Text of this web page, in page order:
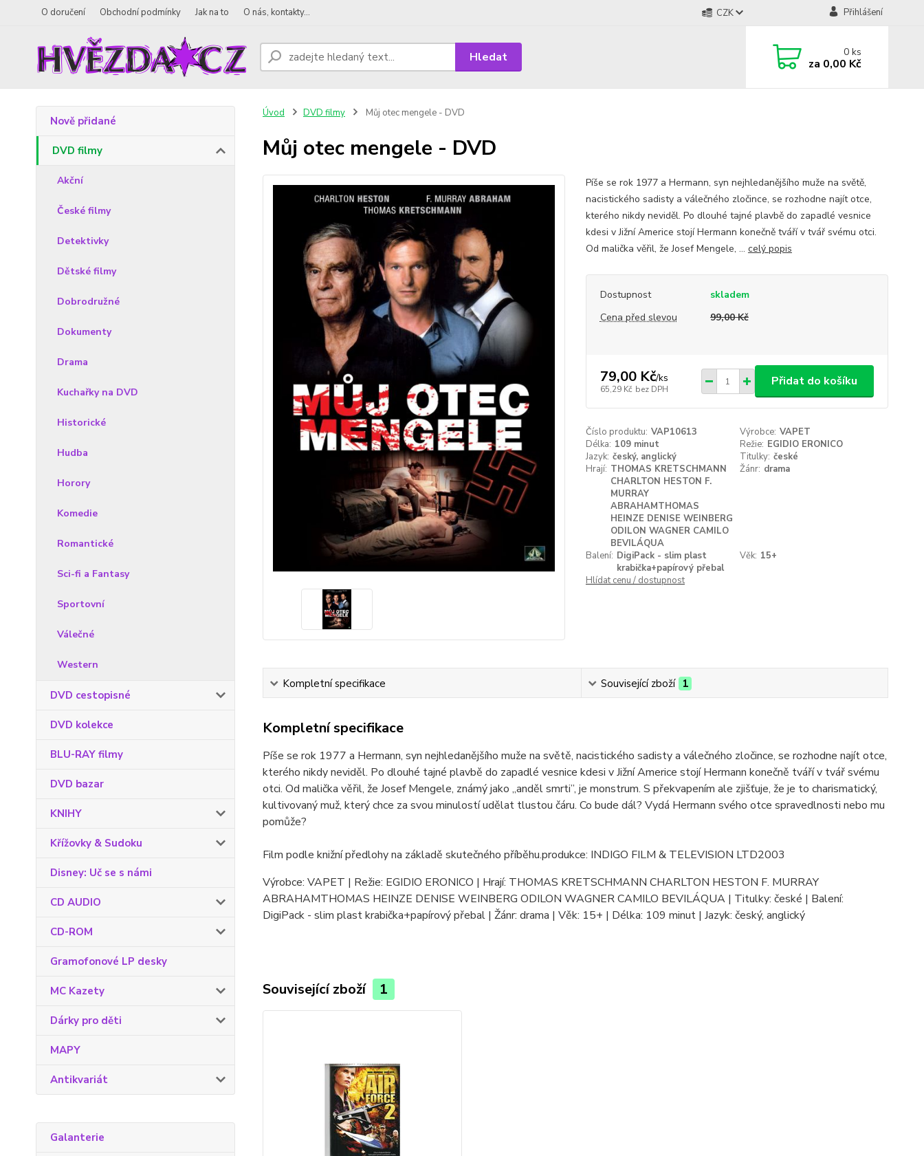
O doručení Obchodní podmínky Jak na to O nás, kontakty... CZK Přihlášení
Hledat 0ks
za 0,00 Kč
Nově přidané
DVD filmy
Akční
České filmy
Detektivky
Dětské filmy
Dobrodružné
Dokumenty
Drama
Kuchařky na DVD
Historické
Hudba
Horory
Komedie
Romantické
Sci-fi a Fantasy
Sportovní
Válečné
Western
DVD cestopisné
DVD kolekce
BLU-RAY filmy
DVD bazar
KNIHY
Křížovky & Sudoku
Disney: Uč se s námi
CD AUDIO
CD-ROM
Gramofonové LP desky
MC Kazety
Dárky pro děti
MAPY
Antikvariát
Galanterie
Úvod DVD filmy Můj otec mengele - DVD
Můj otec mengele - DVD
Píše se rok 1977 a Hermann, syn nejhledanějšího muže na světě,
nacistického sadisty a válečného zločince, se rozhodne najít otce,
kterého nikdy neviděl. Po dlouhé tajné plavbě do zapadlé vesnice
kdesi v Jižní Americe stojí Hermann konečně tváří v tvář svému otci.
Od malička věřil, že Josef Mengele, ... celý popis
Dostupnost
skladem
Cena před slevou
99,00 Kč
79,00 Kč/ks
65,29 Kč bez DPH
Přidat do košíku
Číslo produktu: VAP10613 Výrobce: VAPET
Délka: 109 minut Režie: EGIDIO ERONICO
Jazyk: český, anglický Titulky: české
Hrají: THOMAS KRETSCHMANN
CHARLTON HESTON F.
MURRAY
ABRAHAMTHOMAS
HEINZE DENISE WEINBERG
ODILON WAGNER CAMILO
BEVILÁQUA
Žánr: drama
Balení: DigiPack - slim plast
krabička+papírový přebal
Věk: 15+
Hlídat cenu / dostupnost
Kompletní specifikace Související zboží 1
Kompletní specifikace
Píše se rok 1977 a Hermann, syn nejhledanějšího muže na světě, nacistického sadisty a válečného zločince, se rozhodne najít otce,
kterého nikdy neviděl. Po dlouhé tajné plavbě do zapadlé vesnice kdesi v Jižní Americe stojí Hermann konečně tváří v tvář svému
otci. Od malička věřil, že Josef Mengele, známý jako „anděl smrti”, je monstrum. S překvapením ale zjišťuje, že je to charismatický,
kultivovaný muž, který chce za svou minulostí udělat tlustou čáru. Co bude dál? Vydá Hermann svého otce spravedlnosti nebo mu
pomůže?
Film podle knižní předlohy na základě skutečného příběhu.produkce: INDIGO FILM & TELEVISION LTD2003
Výrobce: VAPET | Režie: EGIDIO ERONICO | Hrají: THOMAS KRETSCHMANN CHARLTON HESTON F. MURRAY
ABRAHAMTHOMAS HEINZE DENISE WEINBERG ODILON WAGNER CAMILO BEVILÁQUA | Titulky: české | Balení:
DigiPack - slim plast krabička+papírový přebal | Žánr: drama | Věk: 15+ | Délka: 109 minut | Jazyk: český, anglický
Související zboží 1